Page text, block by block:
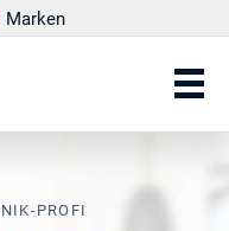
Marken
PROFI